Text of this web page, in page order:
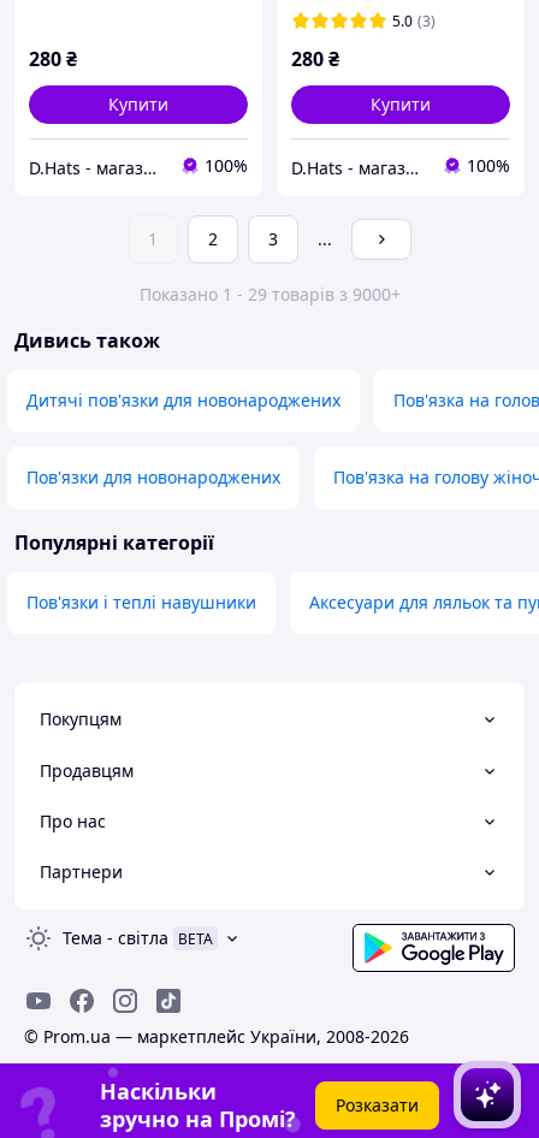
280₴
Купити
D.Hats - магазин жіночих головних уборів 100%
5.0 (3)
280₴
Купити
D.Hats - магазин жіночих головних уборів 100%
1 2 3 ...
Показано 1 - 29 товарів з 9000+
Дивись також
Дитячі пов'язки для новонароджених Пов'язка на
Пов'язки для новонароджених Пов'язка на голову
Популярні категорії
Пов'язки і теплі навушники Аксесуари для ляльок та
Покупцям
Продавцям
Про нас
Партнери
Тема - світла BETA
© Prom.ua — маркетплейс України, 2008-2026
Наскільки
зручно на Промі?
Розказати